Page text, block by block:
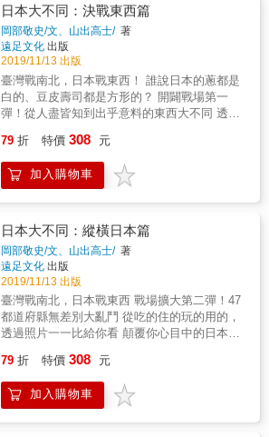
照片、雜誌封面和彩色宣傳畫、漫畫等，充斥
其中的各種政治宣傳，在食、衣、住、行、
育、樂等各個生活層面介紹誇張而超現實的宣
傳，以這種無厘頭的宣傳來彰顯其對總動員體
制的貢獻，進而凸顯二戰期間日本政治統制下
的生活。作者輔以淺顯易懂、滑稽略帶諷刺的
文字，以「笑中帶淚／怒」的寫作風格討論極
為嚴肅的話題，甚至運用了豐富的「梗」和日
本鄉民的用語。然而隱藏在輕快戲謔文字裡
豐富的史料，讀者可以窺見帝國日本與當今日
本的虛與實，看清日本另一個「真面目」，也
可想像活在日治時期的臺灣人過著什麼樣的
「決戰生活」；並進一步思考，在今天民族主
義和民粹主義盛行之下，日本和台灣是否也正
以「愛國」為包裝，進行無厘頭的政治宣傳
呢？
如100尊坐像、36尊立像、20尊件像等木雕群，
看祂們齊聚一堂，還真有股令人毛骨聳然的壓
迫感。 此外，本書還收錄了史上初次公開的
「奇書」《人面草紙》，雖然不能直接說是妖
怪，但那超現實的角色與細緻又天馬行空的畫
面，與孕育出妖怪的驚人想像力是一脈相承
的。 & 【設計做到味的堅持】 書衣：維納斯凝
秀，CP值最高的紙張。手感細緻，忠實呈現繪
卷的細緻度，顯色不暗沉、不易背透。 & 封
面：銅西紙／300磅 特色：表面強度高，平滑
頁：睛采映畫紙／120磅 特色：紙張柔滑白
皙，消光的表面質感極佳，非常適合圖文書閱
讀，在手指翻閱時，你能感受到紙頁的紋理與
作品的靈魂，完美進入妖怪文化史的瞬間。 &
扉頁：光鑽白牛皮紙／100磅 特色：單面壓光
的特殊效果非常適合呈現日本妖怪繪卷的神祕
感。木漿紙類別，紙張軔性好高強度，抗撕
公開超過150隻祕藏妖怪 2.收錄第一彈沒介紹的
玩具 4.公開謎樣的「人面草紙」
帶、根付、餐具、玻璃幻燈片、武器以及近代
的海報等等， 從其中找尋最具獨特個性的妖怪
們，編成這部經典日本妖怪大圖鑑！ & 【內容
簡介】 & ｛據說妖怪誕生自人們對大自然的敬
畏與恐懼｝ 妖怪被賦予生命後不斷增加，深植
於人們心中，日漸猖獗。為了捕捉這些妖怪，
祖先們創造出了牠們的形象，現在看到的妖怪
世界，就是從這裡開始的！ 妖怪研究家湯本豪
一從你所能想像以及出乎意料之外材料當中找
鬼夜行》《稻生物怪錄》繪卷、浮世繪、土人
形、墜飾、陶瓷、武具等到近代的玩具、扇
子、電影海報&hellip;&hellip;等五花八門的妖怪
收藏品，藉由從中的造型、圖繪，賞析各時代
背景下的日本人民對妖怪魍魎所抱持的敬畏與
風俗文化。 本書的宗旨，在於介紹這些多采多
姿的妖怪文化發展，並藉由豐富的原始資料追
蹤其綿長的歷史軌跡。希望大家透過這本書，
能對日本獨特的妖怪文化產生興趣。 & 【設計
做到味的堅持】 書衣：維納斯凝雪映畫紙／
140磅 特色：設計師公認塗布優秀，CP值最高
的紙張。手感細緻，忠實呈現繪卷的細緻度，
顯色不暗沉、不易背透。 & 封面：銅西紙／
300磅 特色：表面強度高，平滑度高且光澤感
強，對印刷的油墨有較大的拉力。可幫助封面
日本大不同：決戰東西篇
岡部敬史/文、山出高士/著
遠足文化 出版
2019/11/13 出版
臺灣戰南北，日本戰東西！ 誰說日本的蔥都是
白的、豆皮壽司都是方形的？ 開闢戰場第一
彈！從人盡皆知到出乎意料的東西大不同 透過
認知！ 談到日本，人們似乎總愛拿關東關西來
大做文章，但你知道他們究竟哪裡不同，又為
何會不一樣嗎？說到底，你是否有想過區分關
中的食衣住行，探索日本地區文化的豐富性 不
論臺灣、日本或世界各地，大家茶餘飯後都不
會漏掉這個話題──自己的出生地與外地的差
別，擁有47個都道府縣的日本，對於「鄉土
愛」更是有不同的執著。舉凡高湯、醬油、味
噌、豆腐&hellip;&hellip;日本各地居民各有所
好，簡直比臺灣戰南北還要激烈！然而普遍大
眾對於日本文化的認知，其實有時候只反映了
單一地區的風俗；就好比南部粽與北部粽的差
會根據地域的風土民情有所不同。而這些差
異，正是幫助我們更加理解一個國家的文化最
實際又有趣的材料。 有圖不怕沒真相！史上最
79 折 特價 308 元
加入購物車
日本大不同：縱橫日本篇
岡部敬史/文、山出高士/著
遠足文化 出版
2019/11/13 出版
臺灣戰南北，日本戰東西 戰場擴大第二彈！47
都道府縣無差別大亂鬥 從吃的住的玩的用的，
透過照片一一比給你看 顛覆你心目中的日本文
都道府縣，就代表日本著至少 47 種不同的風
景！你所熟悉的日本風情，也許和沖繩人／北
海道人想得完全不一樣？ 你的○○不是我的○○！
79 折 特價 308 元
加入購物車